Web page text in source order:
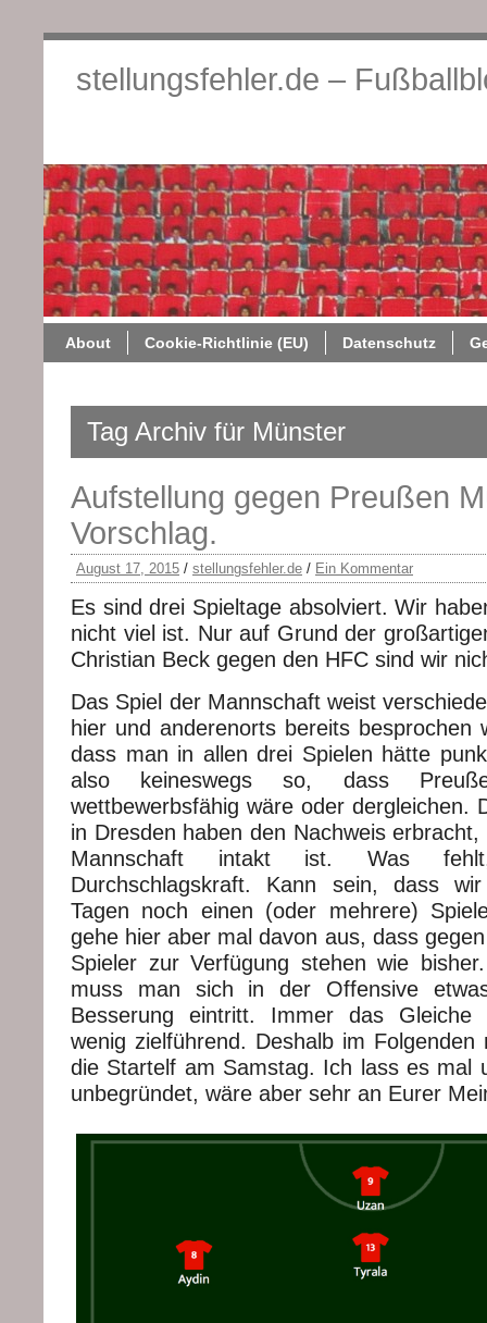
stellungsfehler.de –
About Cookie-Richtlinie (EU) Datenschutz
Tag Archiv für Münster
Aufstellung gegen Preußen
Vorschlag.
August 17, 2015 / stellungsfehler.de / Ein Kommentar
Es sind drei Spieltage absolviert. Wir
nicht viel ist. Nur auf Grund der
Christian Beck gegen den HFC sind wir
Das Spiel der Mannschaft weist
hier und anderenorts bereits besprochen
dass man in allen drei Spielen hätte
also keineswegs so, dass
wettbewerbsfähig wäre oder dergleichen.
in Dresden haben den Nachweis
Mannschaft intakt ist. Was
Durchschlagskraft. Kann sein, dass
Tagen noch einen (oder mehrere)
gehe hier aber mal davon aus, dass
Spieler zur Verfügung stehen wie
muss man sich in der Offensive
Besserung eintritt. Immer das
wenig zielführend. Deshalb im Folgenden
die Startelf am Samstag. Ich lass es mal
unbegründet, wäre aber sehr an Eurer